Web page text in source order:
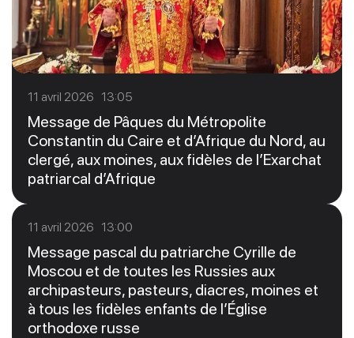
11 avril 2026 13:05
Message de Pâques du Métropolite
Constantin du Caire et d’Afrique du Nord, au
clergé, aux moines, aux fidèles de l’Exarchat
patriarcal d’Afrique
11 avril 2026 13:00
Message pascal du patriarche Cyrille de
Moscou et de toutes les Russies aux
archipasteurs, pasteurs, diacres, moines et
à tous les fidèles enfants de l’Église
orthodoxe russe